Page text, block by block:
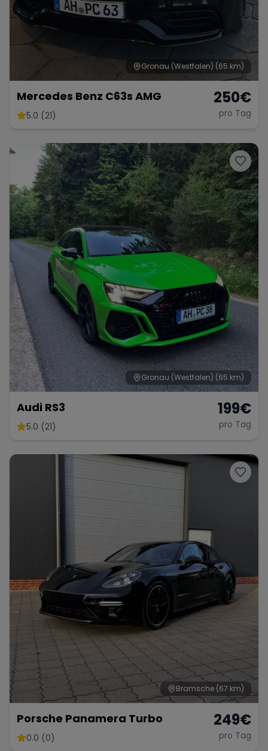
Bugatti Maserati
CorvetteGronau (Westfalen) (65 km)
Mercedes Benz C63s AMG
5.0 (21)
250€
pro Tag
Gronau (Westfalen) (65 km)
Audi RS3
5.0 (21)
199€
pro Tag
Bramsche (67 km)
Porsche Panamera Turbo
0.0 (0)
249€
pro Tag